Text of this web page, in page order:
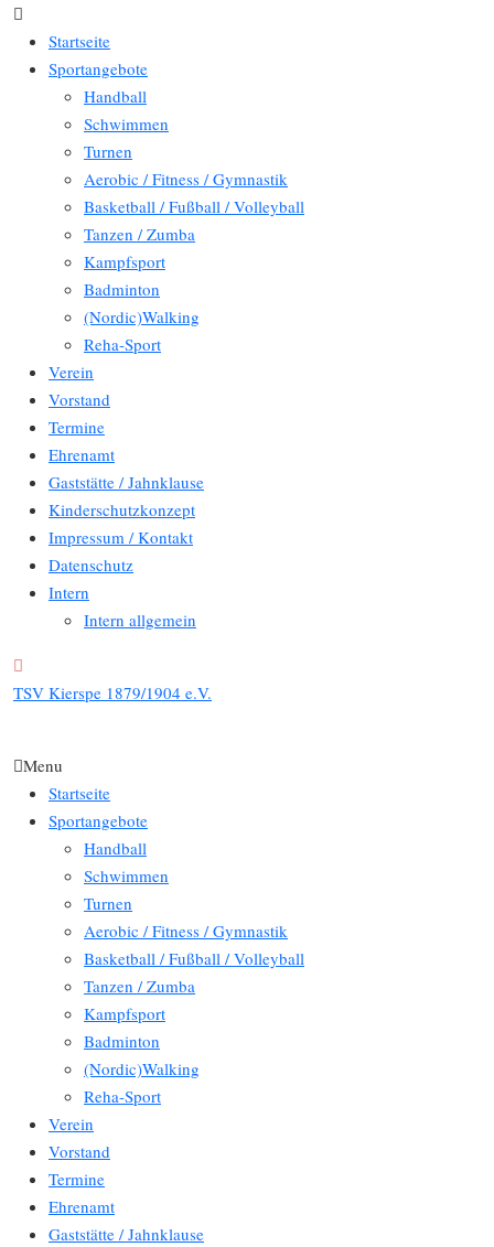
Startseite
Sportangebote
Handball
Schwimmen
Turnen
Aerobic / Fitness / Gymnastik
Basketball / Fußball / Volleyball
Tanzen / Zumba
Kampfsport
Badminton
(Nordic)Walking
Reha-Sport
Verein
Vorstand
Termine
Ehrenamt
Gaststätte / Jahnklause
Kinderschutzkonzept
Impressum / Kontakt
Datenschutz
Intern
Intern allgemein
TSV Kierspe 1879/1904 e.V.
Menu
Startseite
Sportangebote
Handball
Schwimmen
Turnen
Aerobic / Fitness / Gymnastik
Basketball / Fußball / Volleyball
Tanzen / Zumba
Kampfsport
Badminton
(Nordic)Walking
Reha-Sport
Verein
Vorstand
Termine
Ehrenamt
Gaststätte / Jahnklause